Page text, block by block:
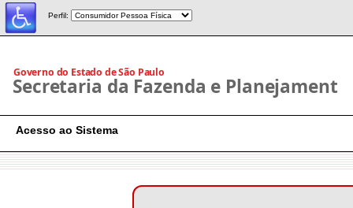
Perfil:
Acesso ao Sistema